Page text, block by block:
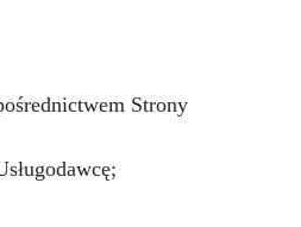
Strony